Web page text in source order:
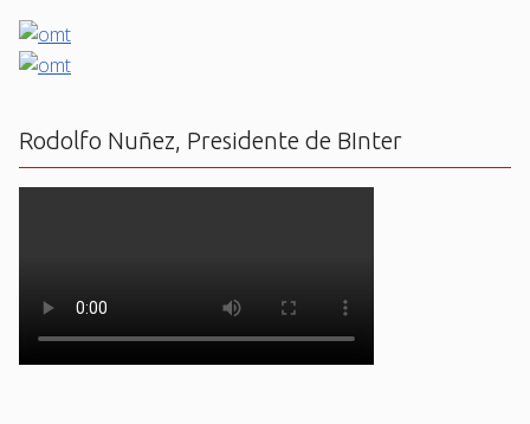
Rodolfo Nuñez, Presidente de BInter